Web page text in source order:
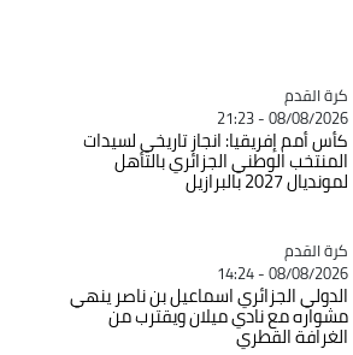
Catégorie
كرة القدم
08/08/2026 - 21:23
كأس أمم إفريقيا: انجاز تاريخي لسيدات
المنتخب الوطني الجزائري بالتأهل
لمونديال 2027 بالبرازيل
Catégorie
كرة القدم
08/08/2026 - 14:24
الدولي الجزائري اسماعيل بن ناصر ينهي
مشواره مع نادي ميلان ويقترب من
الغرافة القطري